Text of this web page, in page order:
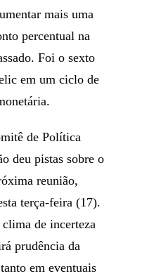
mais uma
percentual na
Foi o sexto
em um ciclo de
de Política
deu pistas sobre o
reunião,
terça-feira (17).
de incerteza
prudência da
em eventuais